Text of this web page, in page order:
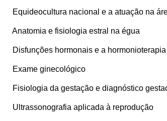
nacional e a atuação na
e fisiologia estral na égua
hormonais e a hormonioterapia
ginecológico
da gestação e diagnóstico
aplicada à reprodução